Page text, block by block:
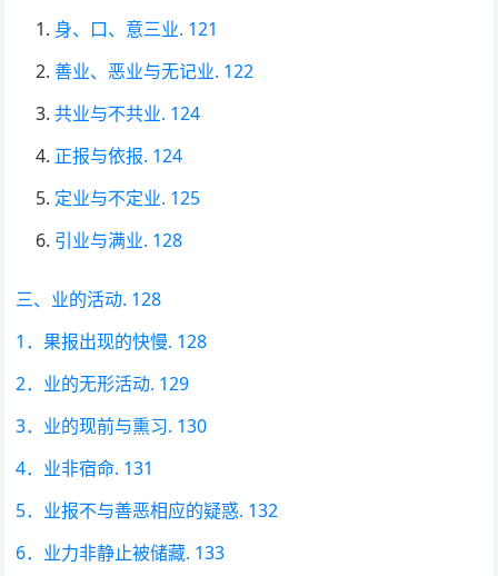
身、口、意三业. 121
善业、恶业与无记业. 122
共业与不共业. 124
正报与依报. 124
定业与不定业. 125
引业与满业. 128
三、业的活动. 128
1．果报出现的快慢. 128
2．业的无形活动. 129
3．业的现前与熏习. 130
4．业非宿命. 131
5．业报不与善恶相应的疑惑. 132
6．业力非静止被储藏. 133